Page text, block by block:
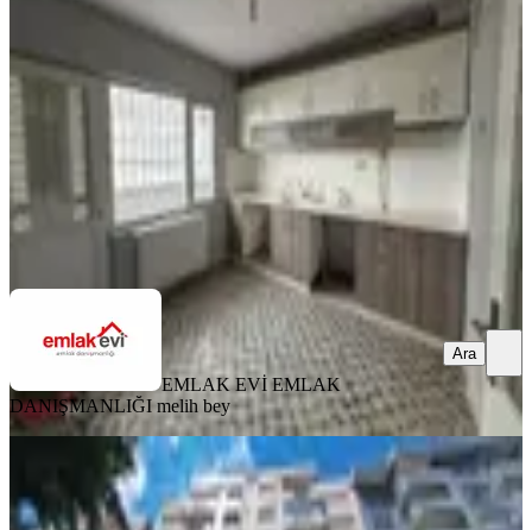
Efeler, Yedi Eylül Mahallesi
110 m²·Düz Giriş (Zemin)
25.000 ₺
EMLAK EVİ EMLAK DANIŞMANLIĞImelih bey
EMLAK EVİ EMLAK
DANIŞMANLIĞImelih bey
Ara
Yedieylül Mahallesinin En Güzel
Yerinde En Geniş Harika 3+1!!!